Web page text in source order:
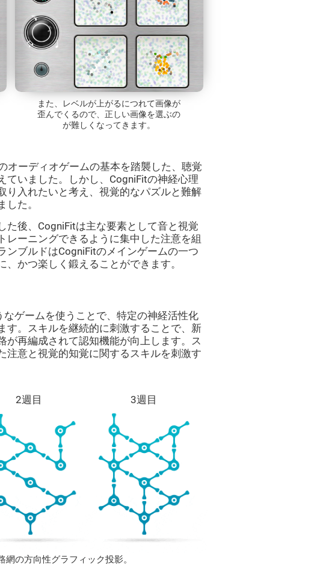
また、レベルが上がるにつれて画像が
歪んでくるので、正しい画像を選ぶの
が難しくなってきます。
オーディオゲームの基本を踏襲した、聴覚
ていました。しかし、CogniFitの神経心理
り入れたいと考え、視覚的なパズルと難解
た。
た後、CogniFitは主な要素として音と視覚
レーニングできるように集中した注意を組
ンブルドはCogniFitのメインゲームの一つ
かつ楽しく鍛えることができます。
ゲームを使うことで、特定の神経活性化
す。スキルを継続的に刺激することで、新
が再編成されて認知機能が向上します。ス
注意と視覚的知覚に関するスキルを刺激す
2週目 3週目
網の方向性グラフィック投影。